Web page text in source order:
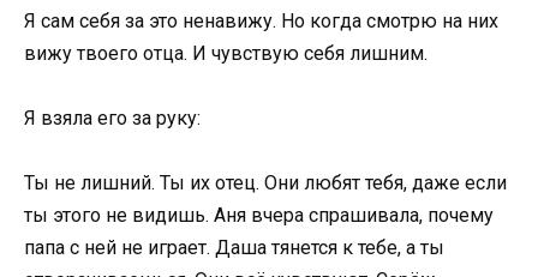
Я сам себя за это ненавижу. Но когда смотрю на них
вижу твоего отца. И чувствую себя лишним.
Я взяла его за руку:
Ты не лишний. Ты их отец. Они любят тебя, даже если
ты этого не видишь. Аня вчера спрашивала, почему
папа с ней не играет. Даша тянется к тебе, а ты